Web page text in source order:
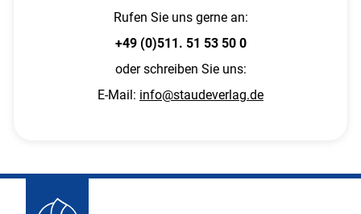
Rufen Sie uns gerne an:
+49 (0)511. 51 53 50 0
oder schreiben Sie uns:
E-Mail: info@staudeverlag.de